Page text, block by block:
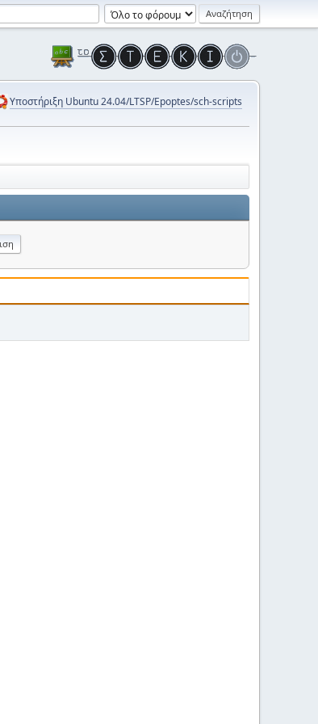
Υποστήριξη Ubuntu 24.04/LTSP/Epoptes/sch-scripts